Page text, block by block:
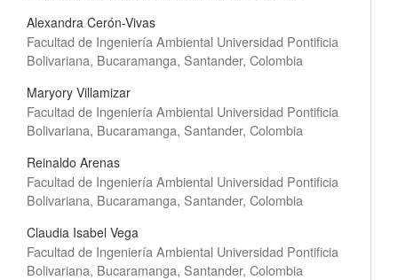
Alexandra Cerón-Vivas
Facultad de Ingeniería Ambiental Universidad Pontificia
Bolivariana, Bucaramanga, Santander, Colombia
Maryory Villamizar
Facultad de Ingeniería Ambiental Universidad Pontificia
Bolivariana, Bucaramanga, Santander, Colombia
Reinaldo Arenas
Facultad de Ingeniería Ambiental Universidad Pontificia
Bolivariana, Bucaramanga, Santander, Colombia
Claudia Isabel Vega
Facultad de Ingeniería Ambiental Universidad Pontificia
Bolivariana, Bucaramanga, Santander, Colombia